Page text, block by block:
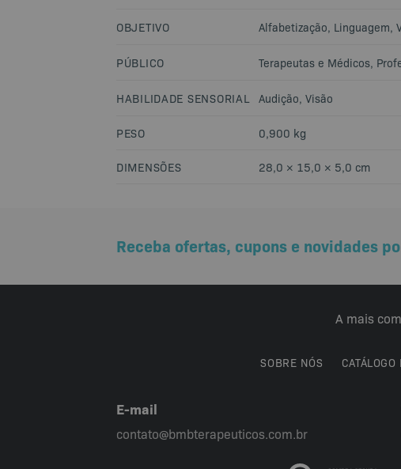
OBJETIVO Alfabetização, Linguagem,
PÚBLICO Terapeutas e Médicos,
HABILIDADE SENSORIAL Audição, Visão
PESO 0,900 kg
DIMENSÕES 28,0 × 15,0 × 5,0 cm
Receba ofertas, cupons e novidades
A mais
SOBRE NÓS
E-mail
contato@bmbterapeuticos.com.br